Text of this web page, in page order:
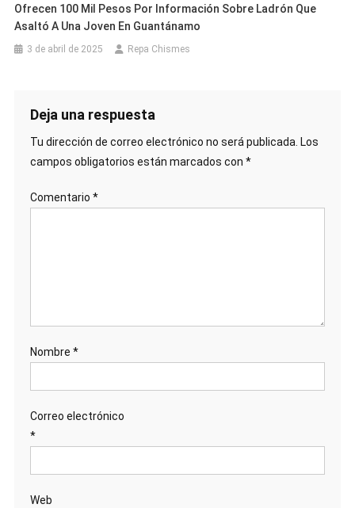
Ofrecen 100 Mil Pesos Por Información Sobre Ladrón Que
Asaltó A Una Joven En Guantánamo
3 de abril de 2025 Repa Chismes
Deja una respuesta
Tu dirección de correo electrónico no será publicada. Los
campos obligatorios están marcados con *
Comentario *
Nombre *
Correo electrónico
*
Web